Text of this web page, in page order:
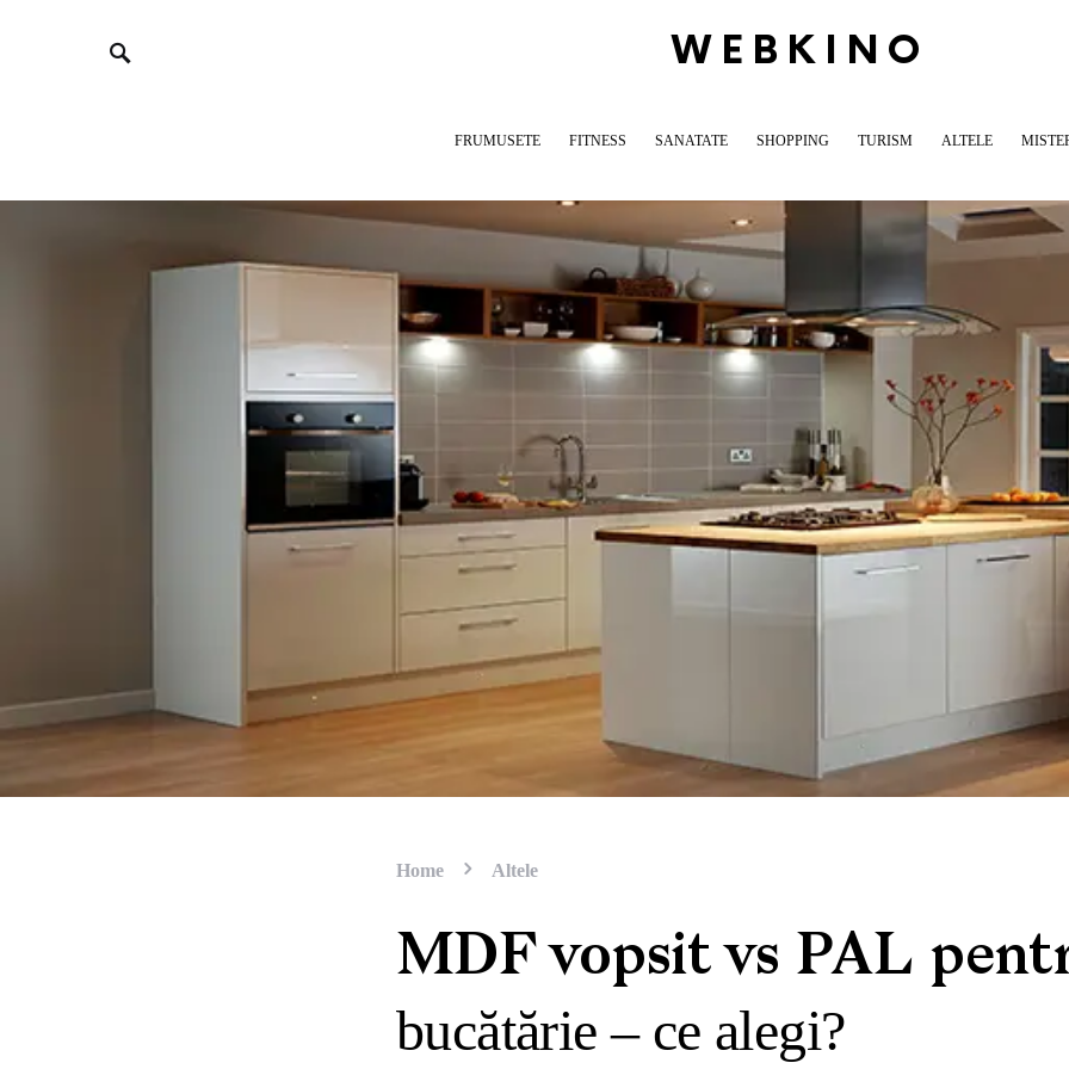
WEBKINO
FRUMUSETE FITNESS SANATATE SHOPPING TURISM ALTELE
Home Altele
MDF vopsit vs PAL
bucătărie – ce alegi?